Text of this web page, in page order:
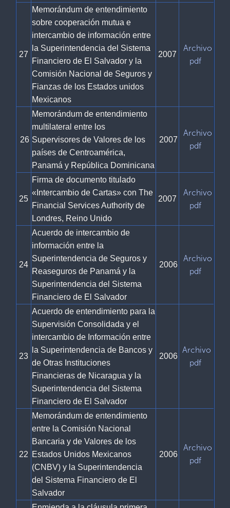
27
Memorándum de entendimiento
sobre cooperación mutua e
intercambio de información entre
la Superintendencia del Sistema
Financiero de El Salvador y la
Comisión Nacional de Seguros y
Fianzas de los Estados unidos
Mexicanos
2007
Archivo
pdf
26
Memorándum de entendimiento
multilateral entre los
Supervisores de Valores de los
países de Centroamérica,
Panamá y República Dominicana
2007
Archivo
pdf
25
Firma de documento titulado
«Intercambio de Cartas» con The
Financial Services Authority de
Londres, Reino Unido
2007
Archivo
pdf
24
Acuerdo de intercambio de
información entre la
Superintendencia de Seguros y
Reaseguros de Panamá y la
Superintendencia del Sistema
Financiero de El Salvador
2006
Archivo
pdf
23
Acuerdo de entendimiento para la
Supervisión Consolidada y el
intercambio de Información entre
la Superintendencia de Bancos y
de Otras Instituciones
Financieras de Nicaragua y la
Superintendencia del Sistema
Financiero de El Salvador
2006
Archivo
pdf
22
Memorándum de entendimiento
entre la Comisión Nacional
Bancaria y de Valores de los
Estados Unidos Mexicanos
(CNBV) y la Superintendencia
del Sistema Financiero de El
Salvador
2006
Archivo
pdf